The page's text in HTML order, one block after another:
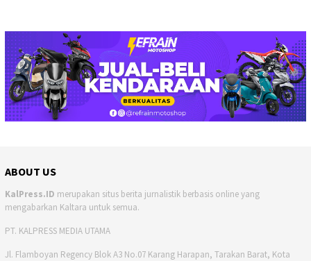
ABOUT US
KalPress.ID merupakan situs berita jurnalistik berbasis online yang
mengabarkan Kaltara untuk semua.
PT. KALPRESS MEDIA UTAMA
Jl. Flamboyan Regency Blok A3 No.07 Karang Harapan, Tarakan Barat, Kota